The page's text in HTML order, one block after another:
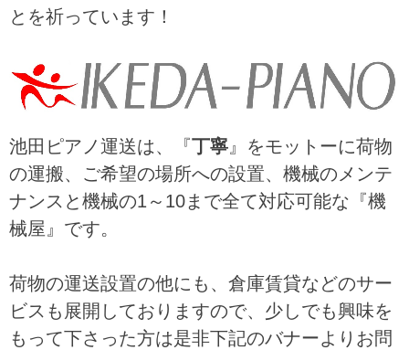
とを祈っています！
池田ピアノ運送は、『丁寧 』をモットーに荷物
の運搬、ご希望の場所への設置、機械のメンテ
ナンスと機械の1～10まで全て対応可能な『機
械屋』です。
荷物の運送設置の他にも、倉庫賃貸などのサー
ビスも展開しておりますので、少しでも興味を
もって下さった方は是非下記のバナーよりお問